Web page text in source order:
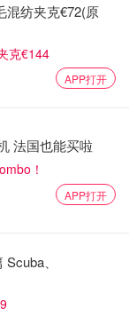
病毒”本身，而
得这里。2020
成了很多人对英
次出现，英国媒
标题，自然会
之一，大约有
是一栋名为
医学生和NHS
混纺夹克€72(原
克€144
APP打开
法国也能买啦
！
APP打开
、